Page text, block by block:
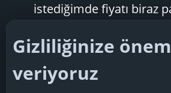
istediğimde fiyatı biraz
ambidextrous'u
yazılımını oldukça
kolay bir seçim oldu...
Gizliliğinize önem
veriyoruz